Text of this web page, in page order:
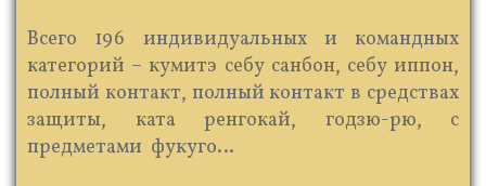
​ Всего 196 индивидуальных и командных
категорий – кумитэ себу санбон, себу иппон,
полный контакт, полный контакт в средствах
защиты, ката ренгокай, годзю-рю, с
предметами ​ фукуго…